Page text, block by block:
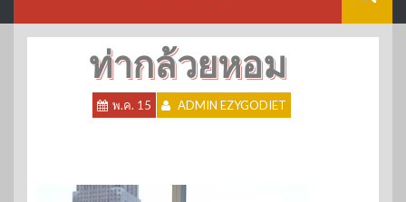
ท่ากล้วยหอม
พ.ค. 15 ADMIN EZYGODIET